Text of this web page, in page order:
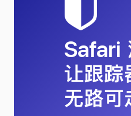
Safari
让跟踪
无路可